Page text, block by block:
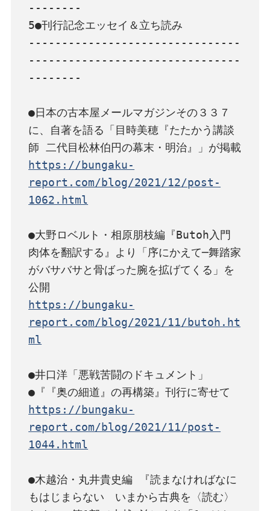
--------
5●刊行記念エッセイ＆立ち読み
--------------------------------
--------------------------------
--------
●日本の古本屋メールマガジンその３３７
に、自著を語る「目時美穂『たたかう講談
https://bungaku-
report.com/blog/2021/12/post-
1062.html
●大野ロベルト・相原朋枝編『Butoh入門
肉体を翻訳する』より「序にかえて─舞踏家
がバサバサと骨ばった腕を拡げてくる」を
https://bungaku-
report.com/blog/2021/11/butoh.ht
ml
●井口洋「悪戦苦闘のドキュメント」
https://bungaku-
report.com/blog/2021/11/post-
1044.html
●木越治・丸井貴史編 『読まなければなに
もはじまらない　いまから古典を〈読む〉